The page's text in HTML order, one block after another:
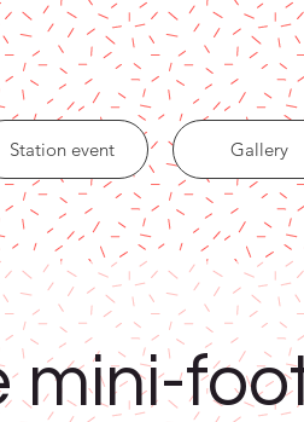
Station event Gallery
mini-